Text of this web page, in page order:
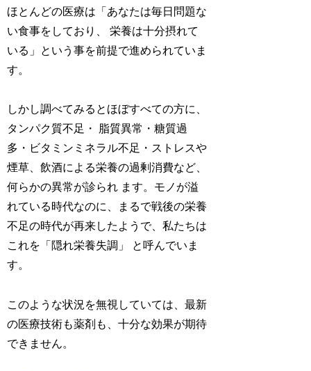
ほとんどの医療は「あなたは毎日問題な
い食事をしており、 栄養は十分摂れて
いる」という事を前提で進められていま
す。
しかし調べてみるとほぼすべての方に、
タンパク質不足・ 脂質異常・糖質過
多・ビタミンミネラル不足・ストレスや
煙草、飲酒による栄養の過剰消費など、
何らかの異常が診られ ます。モノが溢
れている時代なのに、まるで戦後の栄養
不足の時代が再来したようで、私たちは
これを「隠れ栄養失調」 と呼んでいま
す。
このような状況を無視していては、最新
の医療技術も薬剤も、十分な効果が期待
できません。